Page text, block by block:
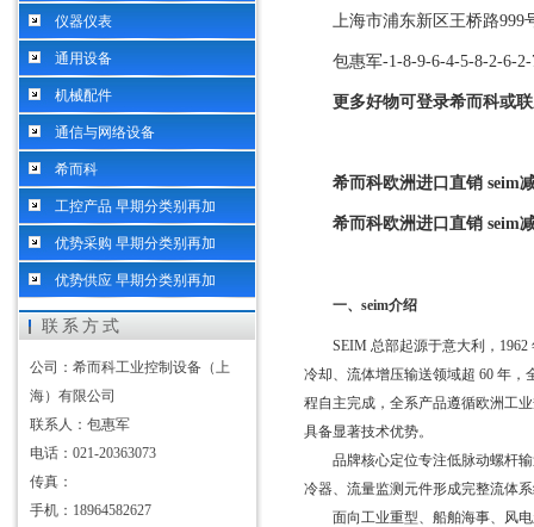
仪器仪表
通用设备
机械配件
通信与网络设备
希而科
工控产品 早期分类别再加
优势采购 早期分类别再加
优势供应 早期分类别再加
联系方式
公司：希而科工业控制设备（上
海）有限公司
联系人：包惠军
电话：021-20363073
传真：
手机：18964582627
上海市浦东新区王桥路999
包惠军-1-8-9-6-4-5-8-2-6-2-
更多好物可登录希而科或
希而科欧洲进口直销 seim
希而科欧洲进口直销 seim
一、seim介绍
SEIM 总部起源于意大利，
冷却、流体增压输送领域超 60 年
程自主完成，全系产品遵循欧洲工
具备显著技术优势。
品牌核心定位专注低脉动螺杆
冷器、流量监测元件形成完整流体
面向工业重型、船舶海事、风